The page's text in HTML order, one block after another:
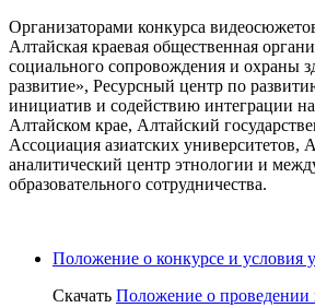
Организаторами конкурса
Алтайская краевая общественная
социального сопровождения и охраны
развитие», Ресурсный центр по
инициатив и содействию интеграции
Алтайском крае, Алтайский
Ассоциация азиатских университетов,
аналитический центр этнологии и
образовательного сотрудничества.
Положение о конкурсе и условия
Скачать Положение о проведении